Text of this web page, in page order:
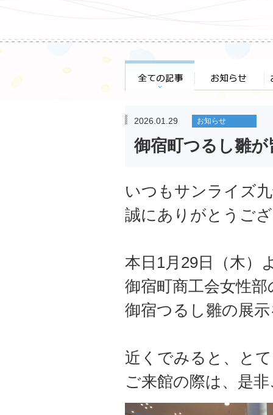
2026.01.29 お知らせ
御宿町つるし雛
いつもサンライズ
誠にありがとうご
本日1月29日（木）
御宿町商工会女性
御宿つるし雛の展
近くでみると、と
ご来館の際は、是